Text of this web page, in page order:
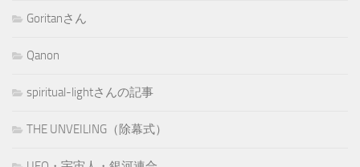
Goritanさん
Qanon
spiritual-lightさんの記事
THE UNVEILING（除幕式）